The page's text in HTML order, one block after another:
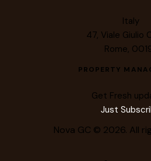
Italy
47, Viale Giulio
Rome,
PROPERTY
Get Fresh
Just
Nova GC © 2026. All